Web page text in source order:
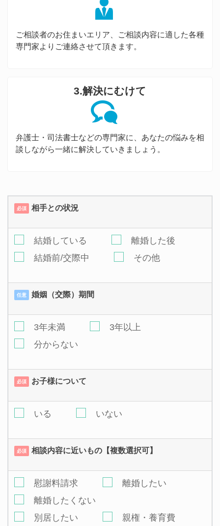
ご相談者のお住まいエリア、ご相談内容に適した各種
専門家よりご連絡させて頂きます。
3.解決にむけて
弁護士・司法書士などの専門家に、あなたの悩みを相
談しながら一緒に解決していきましょう。
必須 相手との状況
結婚している
離婚した後
結婚前/交際中
その他
任意 婚姻（交際）期間
3年未満
3年以上
分からない
必須 お子様について
いる いない
必須 相談内容に近いもの【複数選択可】
慰謝料請求
離婚したい
離婚したくない
別居したい
親権・養育費